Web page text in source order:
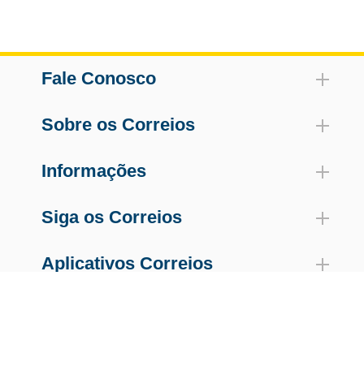
Fale Conosco
Sobre os Correios
Informações
Siga os Correios
Aplicativos Correios